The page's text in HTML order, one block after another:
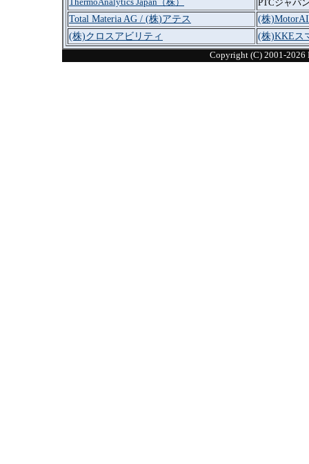
PTCジャパ
Total Materia AG / (株)アテス
(株)MotorAI
(株)クロスアビリティ
(株)KKEス
Copyright (C) 2001-2026